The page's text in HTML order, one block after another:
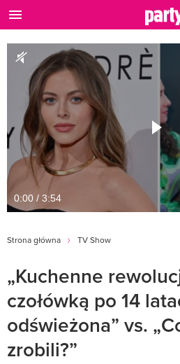
0:00 / 3:54
Strona główna TV Show
„Kuchenne
czołówką po 14
odświeżona” vs.
zrobili?”